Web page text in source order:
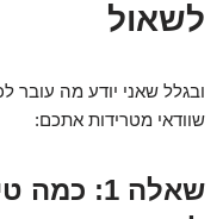
לשאול
ובגלל שאני יודע מה
שוודאי מטרידות אתכם:
שאלה 1: